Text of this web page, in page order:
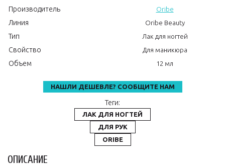
Производитель Oribe
Линия Oribe Beauty
Тип Лак для ногтей
Свойство Для маникюра
Объем 12 мл
НАШЛИ ДЕШЕВЛЕ? СООБЩИТЕ НАМ
Теги:
ЛАК ДЛЯ НОГТЕЙ
ДЛЯ РУК
ORIBE
ОПИСАНИЕ